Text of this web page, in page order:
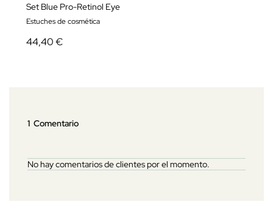
Set Blue Pro-Retinol Eye
Estuches de cosmética
44,40 €
1 Comentario
No hay comentarios de clientes por el momento.